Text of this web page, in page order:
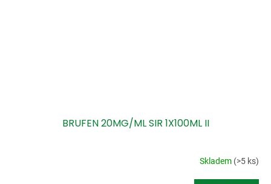
BRUFEN 20MG/ML SIR 1X100ML II
Skladem (>5 ks)